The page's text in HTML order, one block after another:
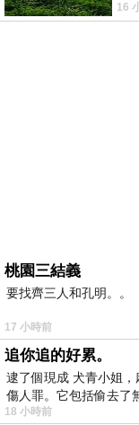
16
桃園三結義
要找齊三人和孔明。。
17 小時前
追你追的好累。
逮了個現成 犬青小姐
傷人罪。它包括偷去了
18 小時前